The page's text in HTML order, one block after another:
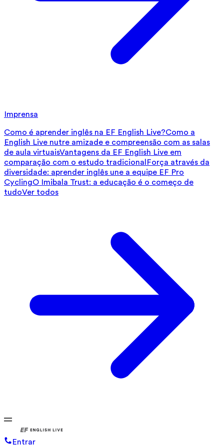
Imprensa
Como é aprender inglês na EF English Live?Como a
English Live nutre amizade e compreensão com as salas
de aula virtuaisVantagens da EF English Live em
comparação com o estudo tradicional Força através da
diversidade: aprender inglês une a equipe EF Pro
CyclingO Imibala Trust: a educação é o começo de
tudoVer todos
Entrar